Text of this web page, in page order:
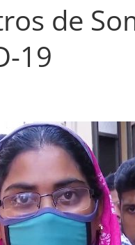
de
19